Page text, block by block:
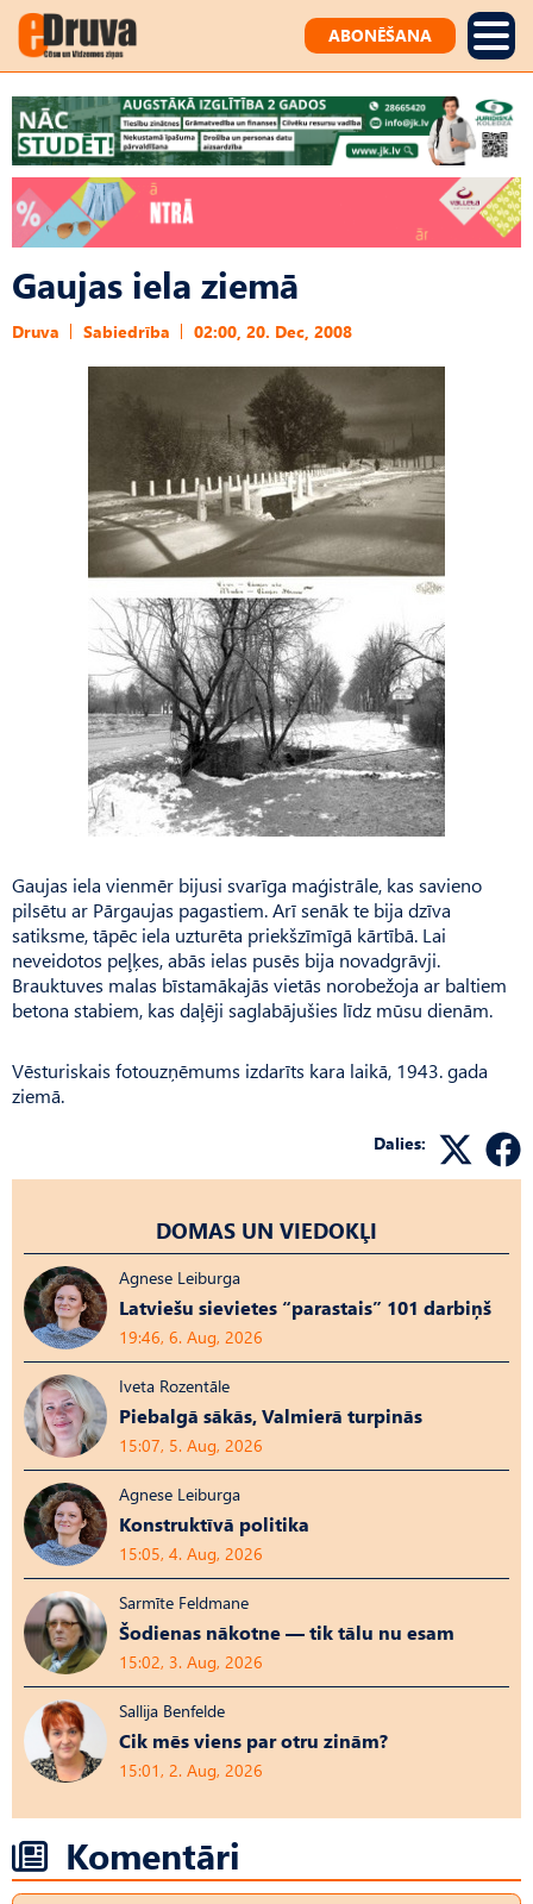
ABONĒŠANA
Gaujas iela ziemā
Druva Sabiedrība 02:00, 20. Dec, 2008
Gaujas iela vienmēr bijusi svarīga maģistrāle, kas savieno
pilsētu ar Pārgaujas pagastiem. Arī senāk te bija dzīva
satiksme, tāpēc iela uzturēta priekšzīmīgā kārtībā. Lai
neveidotos peļķes, abās ielas pusēs bija novadgrāvji.
Brauktuves malas bīstamākajās vietās norobežoja ar baltiem
betona stabiem, kas daļēji saglabājušies līdz mūsu dienām.
Vēsturiskais fotouzņēmums izdarīts kara laikā, 1943. gada
ziemā.
Dalies:
DOMAS UN VIEDOKĻI
Agnese Leiburga
Latviešu sievietes “parastais” 101 darbiņš
19:46, 6. Aug, 2026
Iveta Rozentāle
Piebalgā sākās, Valmierā turpinās
15:07, 5. Aug, 2026
Agnese Leiburga
Konstruktīvā politika
15:05, 4. Aug, 2026
Sarmīte Feldmane
Šodienas nākotne — tik tālu nu esam
15:02, 3. Aug, 2026
Sallija Benfelde
Cik mēs viens par otru zinām?
15:01, 2. Aug, 2026
Komentāri